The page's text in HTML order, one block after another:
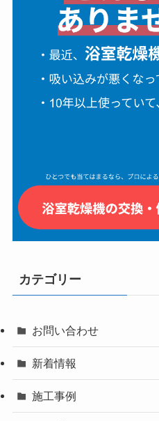
カテゴリー
お問い合わせ
新着情報
施工事例